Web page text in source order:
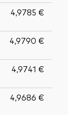
4,9785 €
4,9790 €
4,9741 €
4,9686 €